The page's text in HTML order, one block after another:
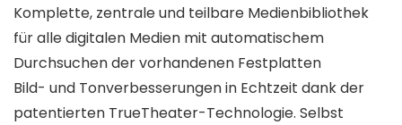
Komplette, zentrale und teilbare Medienbibliothek
für alle digitalen Medien mit automatischem
Durchsuchen der vorhandenen Festplatten
Bild- und Tonverbesserungen in Echtzeit dank der
patentierten TrueTheater-Technologie. Selbst